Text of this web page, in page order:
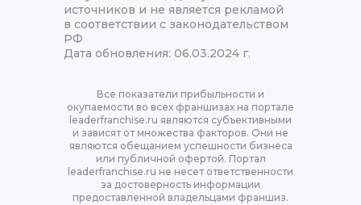
источников и не является рекламой
в соответствии с законодательством
РФ
Дата обновления: 06.03.2024 г.
Все показатели прибыльности и
окупаемости во всех франшизах на портале
leaderfranchise.ru являются субъективными
и зависят от множества факторов. Они не
являются обещанием успешности бизнеса
или публичной офертой. Портал
leaderfranchise.ru не несет ответственности
за достоверность информации
предоставленной владельцами франшиз.